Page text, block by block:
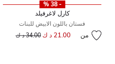
- 38 %
كارل لاغرفيلد
فستان باللون الابيض للبنات
من 21.00 د ك سعر مخفض من
34.00 د ك إلى